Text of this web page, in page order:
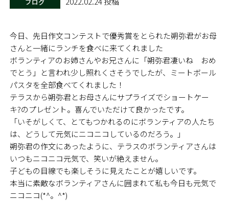
今日、先日作文コンテストで優秀賞をとられた朔弥君がお母
さんと一緒にランチを食べに来てくれました
ボランティアのお姉さんやお兄さんに「朔弥君凄いね おめ
でとう」と言われ少し照れくさそうでしたが、ミートボール
パスタを全部食べてくれました！
テラスから朔弥君とお母さんにサプライズでショートケー
キ?のプレゼント。喜んでいただけて良かったです。
「いそがしくて、とてもつかれるのにボランティアの人たち
は、どうして元気にニコニコしているのだろう。」
朔弥君の作文にあったように、テラスのボランティアさんは
いつもニコニコ元気で、笑いが絶えません。
子どもの目線でも楽しそうに見えたことが嬉しいです。
本当に素敵なボランティアさんに囲まれて私も今日も元気で
ニコニコ(*^。^*)